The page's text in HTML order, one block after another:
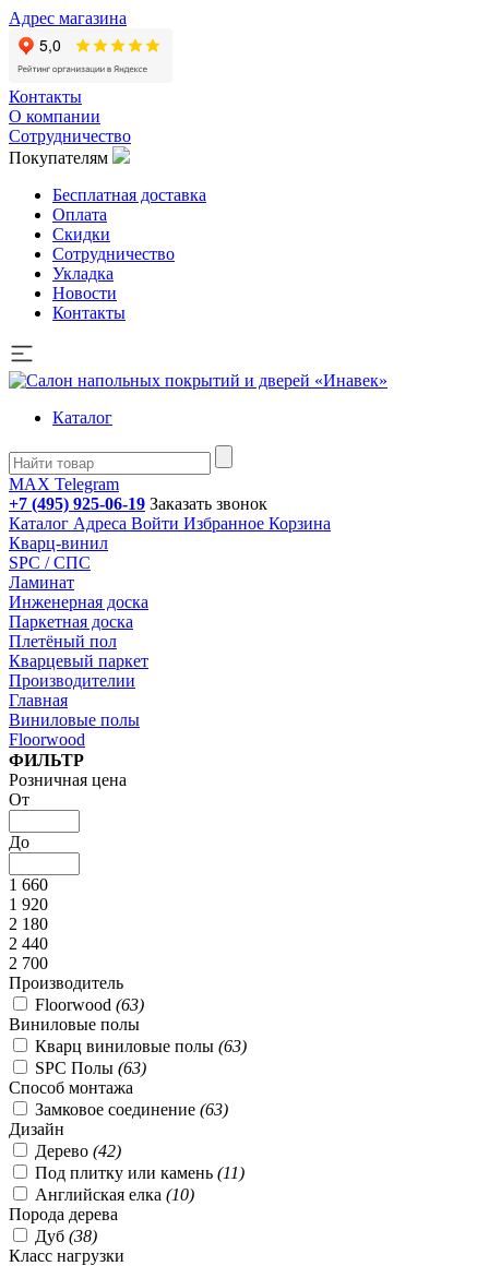
Адрес магазина
Контакты
О компании
Сотрудничество
Покупателям
Бесплатная доставка
Оплата
Скидки
Сотрудничество
Укладка
Новости
Контакты
Каталог
MAX Telegram
+7 (495) 925-06-19 Заказать звонок
Каталог Адреса Войти Избранное Корзина
Кварц-винил
SPC / СПС
Ламинат
Инженерная доска
Паркетная доска
Плетёный пол
Кварцевый паркет
Производителии
Главная
Виниловые полы
Floorwood
Подбор параметров
ФИЛЬТР
Розничная цена
От
До
1 660
1 920
2 180
2 440
2 700
Производитель
Floorwood (63)
Виниловые полы
Кварц виниловые полы (63)
SPC Полы (63)
Способ монтажа
Замковое соединение (63)
Дизайн
Дерево (42)
Под плитку или камень (11)
Английская елка (10)
Порода дерева
Дуб (38)
Класс нагрузки